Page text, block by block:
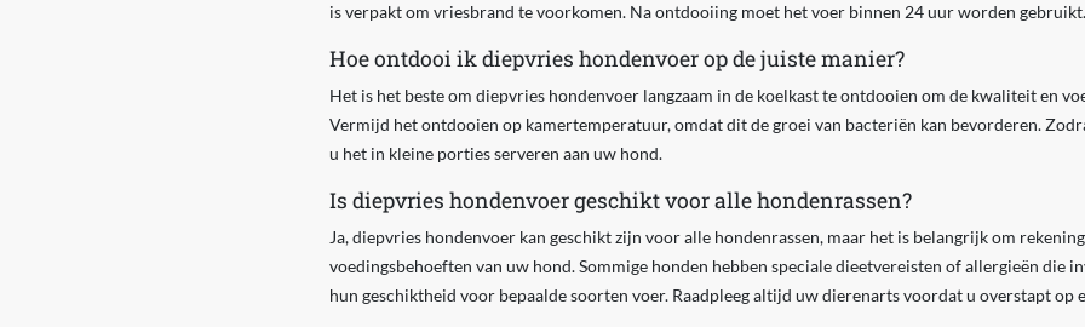
is verpakt om vriesbrand te voorkomen. Na ontdooiing moet het voer binnen 24 uur worden gebruikt.
Hoe ontdooi ik diepvries hondenvoer op de juiste manier?
Het is het beste om diepvries hondenvoer langzaam in de koelkast te ontdooien om de kwaliteit en
Vermijd het ontdooien op kamertemperatuur, omdat dit de groei van bacteriën kan bevorderen.
u het in kleine porties serveren aan uw hond.
Is diepvries hondenvoer geschikt voor alle hondenrassen?
Ja, diepvries hondenvoer kan geschikt zijn voor alle hondenrassen, maar het is belangrijk om
voedingsbehoeften van uw hond. Sommige honden hebben speciale dieetvereisten of allergieën die
hun geschiktheid voor bepaalde soorten voer. Raadpleeg altijd uw dierenarts voordat u overstapt op